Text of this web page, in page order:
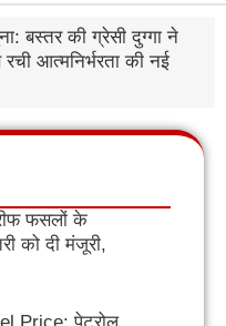
बस्तर की ग्रेसी दुग्गा ने
आत्मनिर्भरता की नई
फसलों के
को दी मंजूरी,
में सबसे
Price: पेट्रोल